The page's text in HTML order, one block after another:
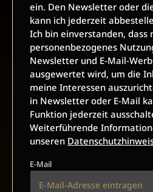
AGB UND
BARRIEREFREIHEIT
VERTRAG
ein. Den Newsletter oder
kann ich jederzeit
Ich bin einverstanden, dass
personenbezogenes
Newsletter und E-Mail-
ausgewertet wird, um die
meine Interessen
in Newsletter oder E-Mail
Funktion jederzeit
Weiterführende
unseren
E-Mail